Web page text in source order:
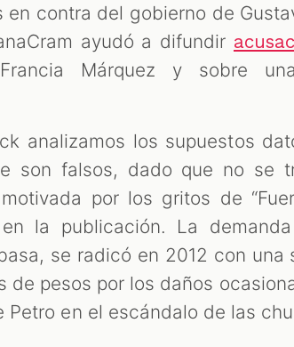
contra del gobierno de
ayudó a difundir
Francia Márquez y sobre
analizamos los supuestos
son falsos, dado que no se
por los gritos de
la publicación. La
se radicó en 2012 con una
de pesos por los daños
Petro en el escándalo de las